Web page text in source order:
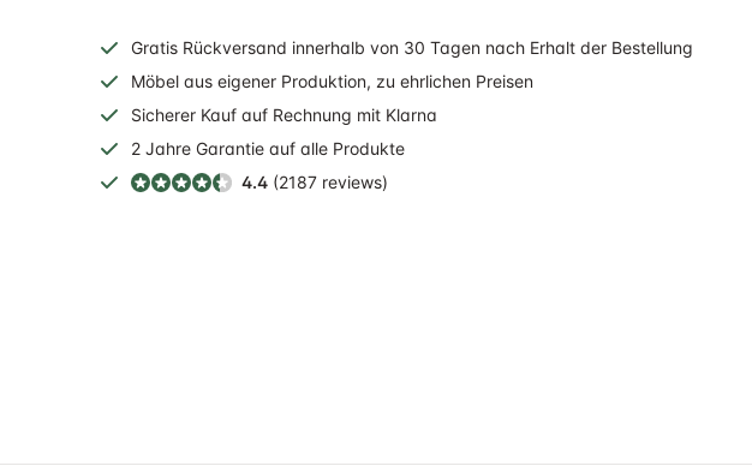
Gratis Rückversand innerhalb von 30 Tagen nach Erhalt der Bestellung
Möbel aus eigener Produktion, zu ehrlichen Preisen
Sicherer Kauf auf Rechnung mit Klarna
2 JahreGarantie auf alle Produkte
4.4 (2187 reviews)